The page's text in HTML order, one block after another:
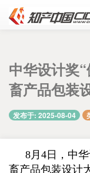
中华设计奖
畜产品包装
发布于: 2025-08-04
8月4日，中
畜产品包装设计